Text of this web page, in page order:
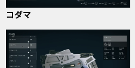
コダマ